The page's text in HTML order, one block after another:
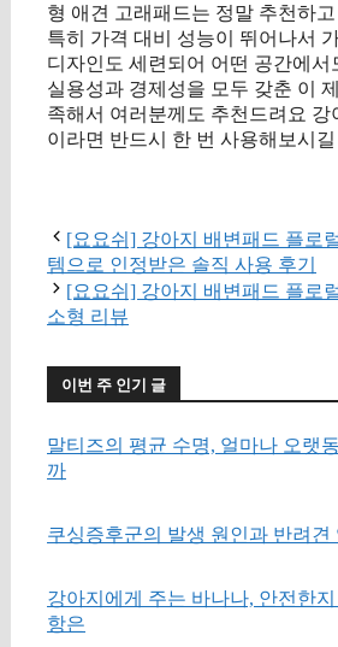
형 애견 고래패드는 정말 추천하
특히 가격 대비 성능이 뛰어나서
디자인도 세련되어 어떤 공간에서
실용성과 경제성을 모두 갖춘 이
족해서 여러분께도 추천드려요 강
이라면 반드시 한 번 사용해보시
[요요쉬] 강아지 배변패드 플로
템으로 인정받은 솔직 사용 후기
[요요쉬] 강아지 배변패드 플로
소형 리뷰
이번 주 인기 글
말티즈의 평균 수명, 얼마나 오랫
까
쿠싱증후군의 발생 원인과 반려견
강아지에게 주는 바나나, 안전한
항은